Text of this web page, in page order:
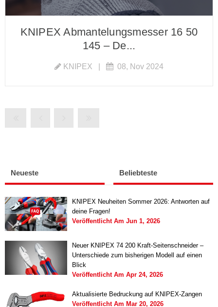
KNIPEX Abmantelungsmesser 16 50
145 – De...
KNIPEX 08, Nov 2024
Neueste Beliebteste
KNIPEX Neuheiten Sommer 2026: Antworten auf
deine Fragen!
Veröffentlicht Am Jun 1, 2026
Neuer KNIPEX 74 200 Kraft-Seitenschneider –
Unterschiede zum bisherigen Modell auf einen
Blick
Veröffentlicht Am Apr 24, 2026
Aktualisierte Bedruckung auf KNIPEX-Zangen
Veröffentlicht Am Mar 20, 2026